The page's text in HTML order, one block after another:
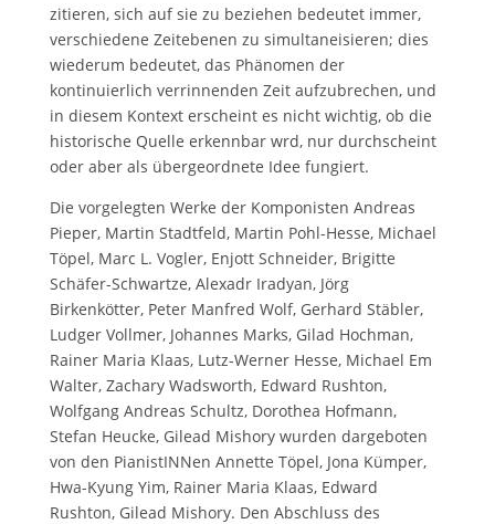
zitieren, sich auf sie zu beziehen bedeutet immer,
verschiedene Zeitebenen zu simultaneisieren; dies
wiederum bedeutet, das Phänomen der
kontinuierlich verrinnenden Zeit aufzubrechen, und
in diesem Kontext erscheint es nicht wichtig, ob die
historische Quelle erkennbar wrd, nur durchscheint
oder aber als übergeordnete Idee fungiert.
Die vorgelegten Werke der Komponisten Andreas
Pieper, Martin Stadtfeld, Martin Pohl-Hesse, Michael
Töpel, Marc L. Vogler, Enjott Schneider, Brigitte
Schäfer-Schwartze, Alexadr Iradyan, Jörg
Birkenkötter, Peter Manfred Wolf, Gerhard Stäbler,
Ludger Vollmer, Johannes Marks, Gilad Hochman,
Rainer Maria Klaas, Lutz-Werner Hesse, Michael Em
Walter, Zachary Wadsworth, Edward Rushton,
Wolfgang Andreas Schultz, Dorothea Hofmann,
Stefan Heucke, Gilead Mishory wurden dargeboten
von den PianistINNen Annette Töpel, Jona Kümper,
Hwa-Kyung Yim, Rainer Maria Klaas, Edward
Rushton, Gilead Mishory. Den Abschluss des